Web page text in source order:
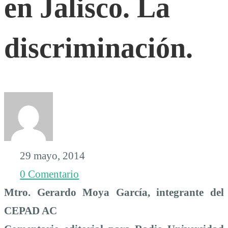
en
Jalisco.
La
discriminación.
en Jalisco. La
discriminación.
29 mayo, 2014
0 Comentario
Mtro. Gerardo Moya García, integrante del
CEPAD AC